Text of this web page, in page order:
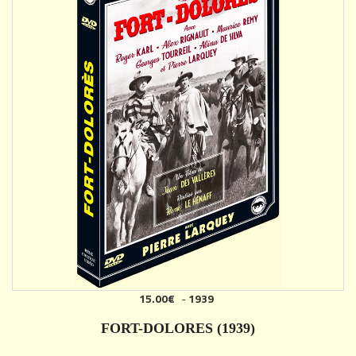
15.00€ -1939
FORT-DOLORES (1939)